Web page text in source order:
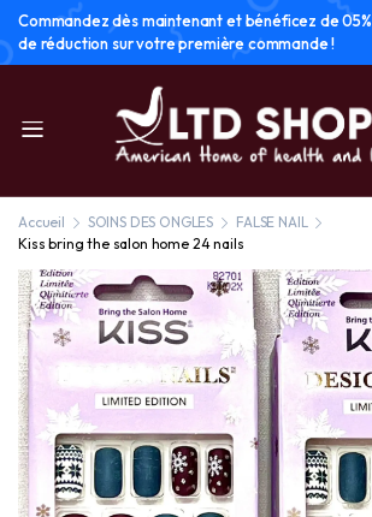
Commandez dès maintenant et bénéficez de 05%
de réduction sur votre première commande !
Accueil SOINS DES ONGLES
FALSE NAIL
Kiss bring the salon home 24 nails